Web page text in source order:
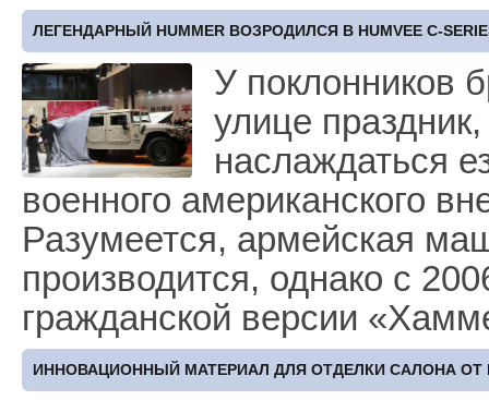
ЛЕГЕНДАРНЫЙ HUMMER ВОЗРОДИЛСЯ В HUMVEE C-
У поклонников
улице
наслаждаться
военного американского
Разумеется, армейская
производится, однако с
гражданской версии
ИННОВАЦИОННЫЙ МАТЕРИАЛ ДЛЯ ОТДЕЛКИ САЛОНА ОТ